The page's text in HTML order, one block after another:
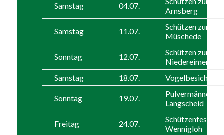
Samstag 04.07.
Arnsberg
Samstag 11.07.
Schützen zum SF
Müschede
Sonntag 12.07.
Schützen zum SF
Niedereimer
Samstag
18.07.
Sonntag 19.07.
Pulvermänner
Langscheid
Freitag 24.07.
Schützenfest in
Wennigloh